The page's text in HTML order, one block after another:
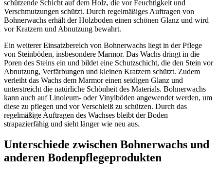
schützende Schicht auf dem Holz, die vor Feuchtigkeit und
Verschmutzungen schützt. Durch regelmäßiges Auftragen von
Bohnerwachs erhält der Holzboden einen schönen Glanz und wird
vor Kratzern und Abnutzung bewahrt.
Ein weiterer Einsatzbereich von Bohnerwachs liegt in der Pflege
von Steinböden, insbesondere Marmor. Das Wachs dringt in die
Poren des Steins ein und bildet eine Schutzschicht, die den Stein vor
Abnutzung, Verfärbungen und kleinen Kratzern schützt. Zudem
verleiht das Wachs dem Marmor einen seidigen Glanz und
unterstreicht die natürliche Schönheit des Materials. Bohnerwachs
kann auch auf Linoleum- oder Vinylböden angewendet werden, um
diese zu pflegen und vor Verschleiß zu schützen. Durch das
regelmäßige Auftragen des Wachses bleibt der Boden
strapazierfähig und sieht länger wie neu aus.
Unterschiede zwischen Bohnerwachs und
anderen Bodenpflegeprodukten